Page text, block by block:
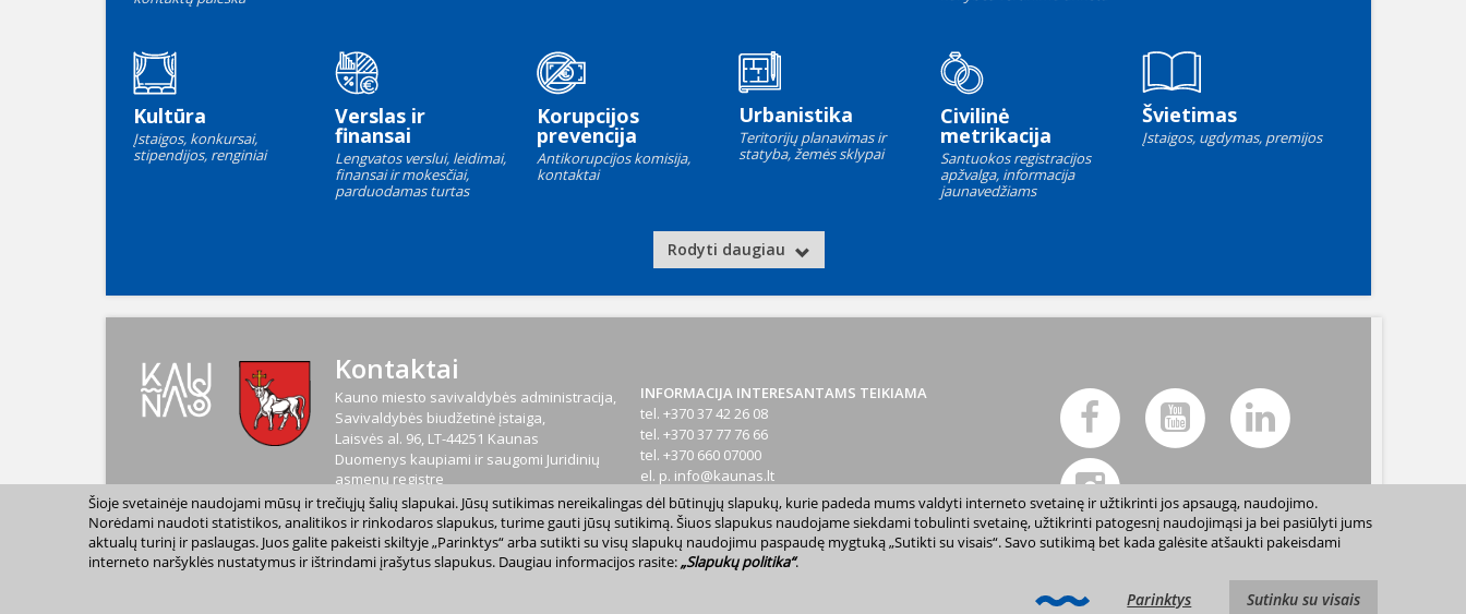
Kultūra
Įstaigos, konkursai,
stipendijos, renginiai
Verslas ir
finansai
Lengvatos verslui, leidimai,
finansai ir mokesčiai,
parduodamas turtas
Korupcijos
prevencija
Antikorupcijos komisija,
kontaktai
Urbanistika
Teritorijų planavimas ir
statyba, žemės sklypai
Civilinė
metrikacija
Santuokos registracijos
apžvalga, informacija
jaunavedžiams
Švietimas
Įstaigos, ugdymas, premijos
Rodyti daugiau
Kontaktai
Kauno miesto savivaldybės administracija,
Savivaldybės biudžetinė įstaiga,
Laisvės al. 96, LT-44251 Kaunas
Duomenys kaupiami ir saugomi Juridinių
asmenų registre
Kodas188764867
PVM mokėtojo kodasLT 887648610
INFORMACIJA INTERESANTAMS TEIKIAMA
tel. +370 37 42 26 08
tel. +370 37 77 76 66
tel. +370 660 07000
el. p. info@kaunas.lt
2023 m. Kauno miesto savivaldybė. Kopijuoti ir platinti www.kaunas.lt skelbiamą informaciją be autorių sutikimo draudžiama. |
Šioje svetainėje naudojami mūsų ir trečiųjų šalių slapukai. Jūsų sutikimas nereikalingas dėl būtinųjų slapukų, kurie padeda mums valdyti interneto svetainę ir užtikrinti jos apsaugą, naudojimo.
Norėdami naudoti statistikos, analitikos ir rinkodaros slapukus, turime gauti jūsų sutikimą. Šiuos slapukus naudojame siekdami tobulinti svetainę, užtikrinti patogesnį naudojimąsi ja bei pasiūlyti jums
aktualų turinį ir paslaugas. Juos galite pakeisti skiltyje „Parinktys“ arba sutikti su visų slapukų naudojimu paspaudę mygtuką „Sutikti su visais“. Savo sutikimą bet kada galėsite atšaukti pakeisdami
interneto naršyklės nustatymus ir ištrindami įrašytus slapukus. Daugiau informacijos rasite:„Slapukų politika“.
Parinktys Sutinku su visais